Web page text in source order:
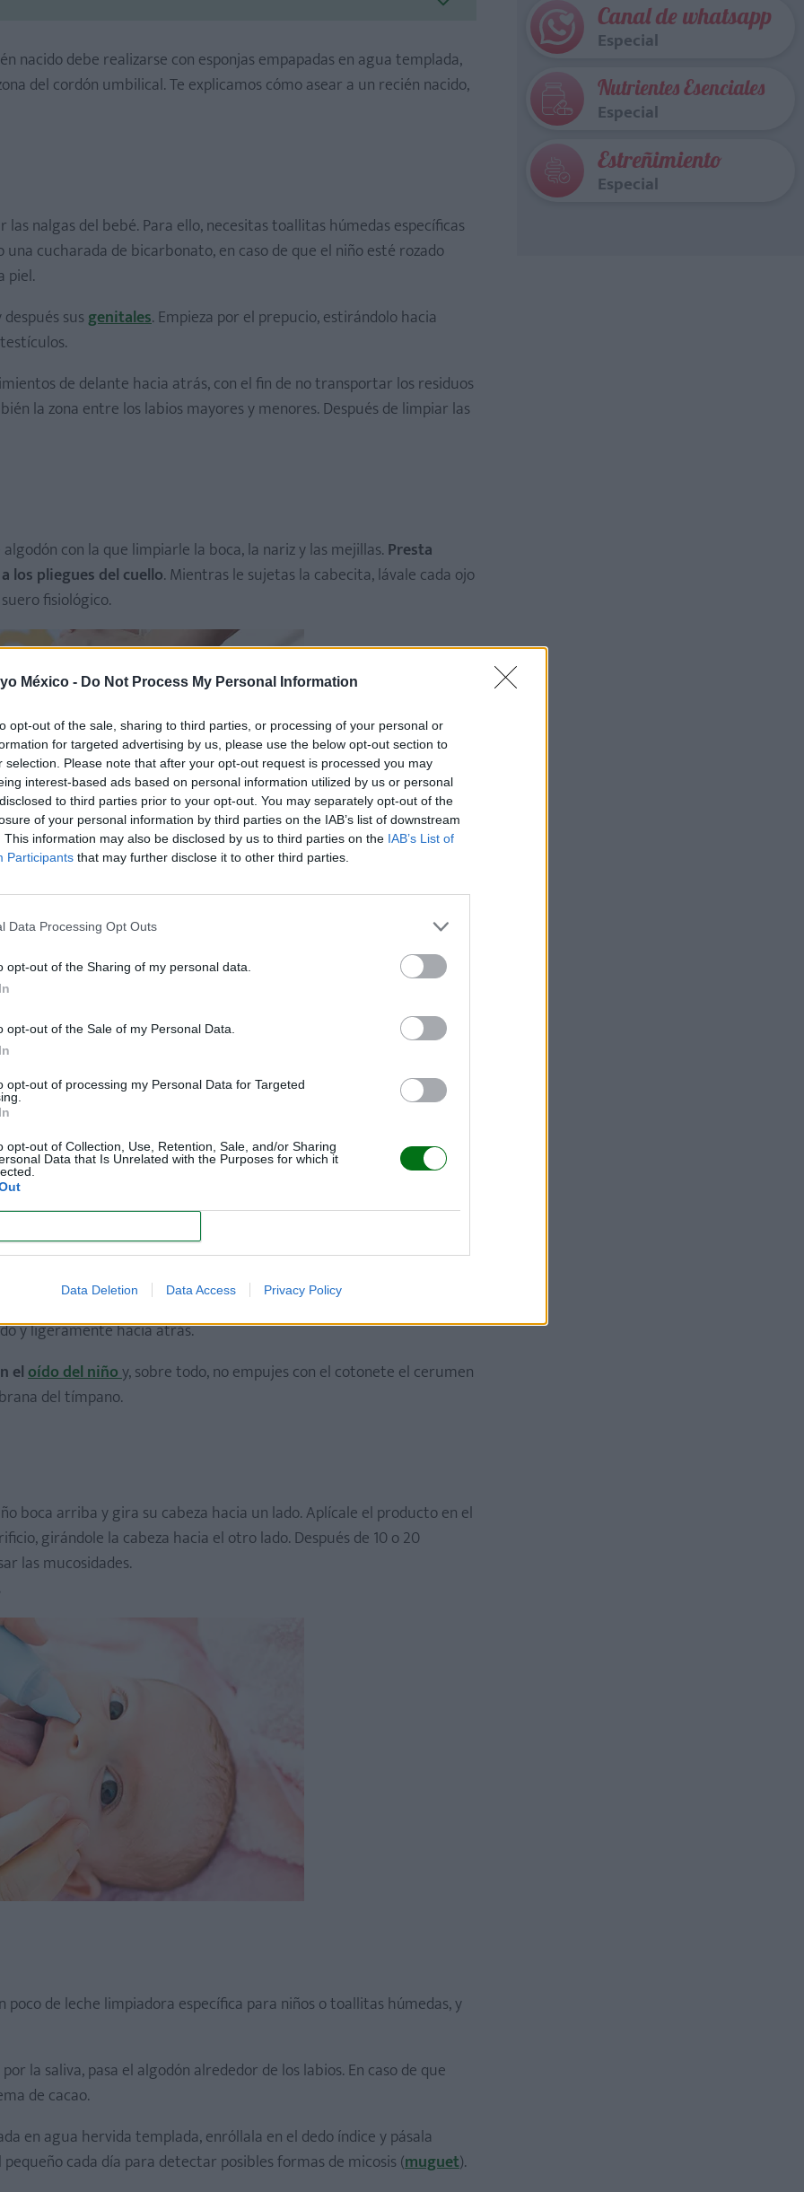
México - Do Not Process My Personal Information
opt-out of the sale, sharing to third parties, or processing of your personal or
for targeted advertising by us, please use the below opt-out section to
selection. Please note that after your opt-out request is processed you may
interest-based ads based on personal information utilized by us or personal
to third parties prior to your opt-out. You may separately opt-out of the
of your personal information by third parties on the IAB’s list of downstream
This information may also be disclosed by us to third parties on the IAB’s List of
Participants that may further disclose it to other third parties.
Data Processing Opt Outs
opt-out of the Sharing of my personal data.
opt-out of the Sale of my Personal Data.
opt-out of processing my Personal Data for Targeted
opt-out of Collection, Use, Retention, Sale, and/or Sharing
Data that Is Unrelated with the Purposes for which it
Data Deletion Data Access Privacy Policy
nacido debe realizarse con esponjas empapadas en agua templada,
del cordón umbilical. Te explicamos cómo asear a un recién nacido,
las nalgas del bebé. Para ello, necesitas toallitas húmedas específicas
cucharada de bicarbonato, en caso de que el niño esté rozado
piel.
susgenitales. Empieza por el prepucio, estirándolo hacia
de delante hacia atrás, con el fin de no transportar los residuos
la zona entre los labios mayores y menores. Después de limpiar las
con la que limpiarle la boca, la nariz y las mejillas. Presta
los pliegues del cuello. Mientras le sujetas la cabecita, lávale cada ojo
fisiológico.
o en una solución fisiológica. El agua de la llave está
, muy débil y delicada.
toallitas de un solo uso específicas para niños.
los ojos del bebé, partiendo del ángulo interno hacia el externo, es
es importante utilizar una toallita o una gasa para cada ojo.
o agarra un cotonete y pásalo por la oreja. Debes mantener al niño
y ligeramente hacia atrás.
eloído del niñoy, sobre todo, no empujes con el cotonete el cerumen
del tímpano.
boca arriba y gira su cabeza hacia un lado. Aplícale el producto en el
girándole la cabeza hacia el otro lado. Después de 10 o 20
las mucosidades.
de leche limpiadora específica para niños o toallitas húmedas, y
la saliva, pasa el algodón alrededor de los labios. En caso de que
de cacao.
en agua hervida templada, enróllala en el dedo índice y pásala
cada día para detectar posibles formas de micosis (muguet).
Canal de whatsapp
Especial
Nutrientes Esenciales
Especial
Estreñimiento
Especial